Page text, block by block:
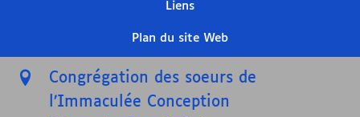
Liens
Plan du site Web
Congrégation des soeurs de
l’Immaculée Conception